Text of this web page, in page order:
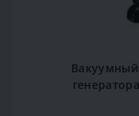
Вакуумный